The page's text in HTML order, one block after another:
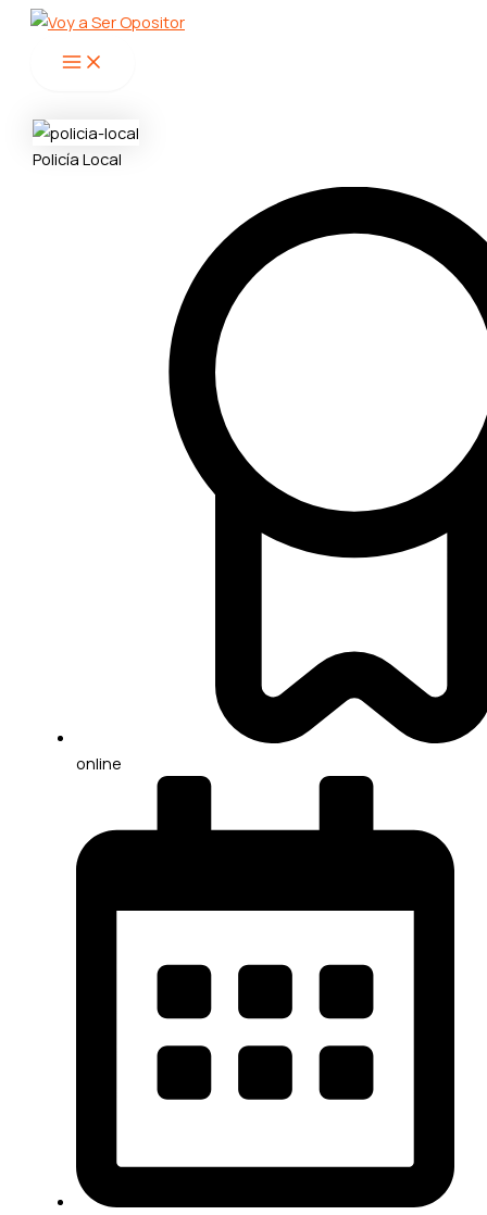
contenido
Menu
Policía Local
online